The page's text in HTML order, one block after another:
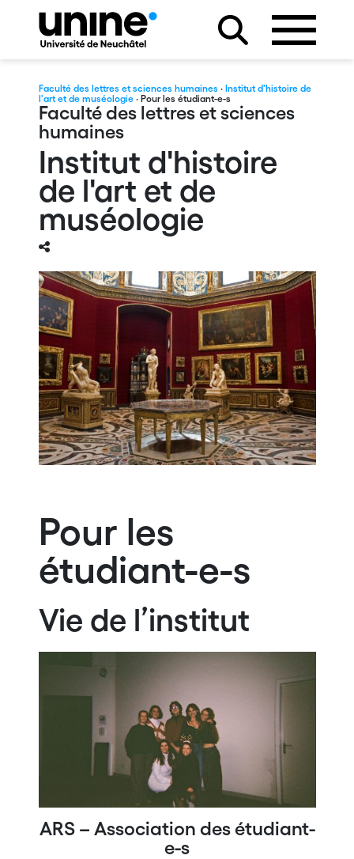
Faculté des lettres et sciences humaines · Institut d'histoire de
l'art et de muséologie· Pour les étudiant-e-s
Faculté des lettres et sciences
humaines
Institut d'histoire
de l'art et de
muséologie
Pour les
étudiant-e-s
Vie de l’institut
ARS – Association des étudiant-
e-s